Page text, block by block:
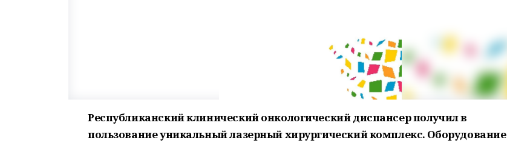
Республиканский клинический онкологический диспансер получил в
пользование уникальный лазерный хирургический комплекс. Оборудование